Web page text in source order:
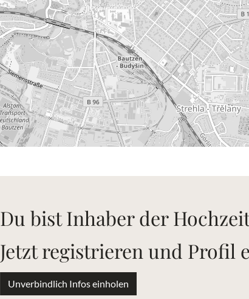
Du bist Inhaber der
Jetzt registrieren und Profil
Unverbindlich Infos einholen